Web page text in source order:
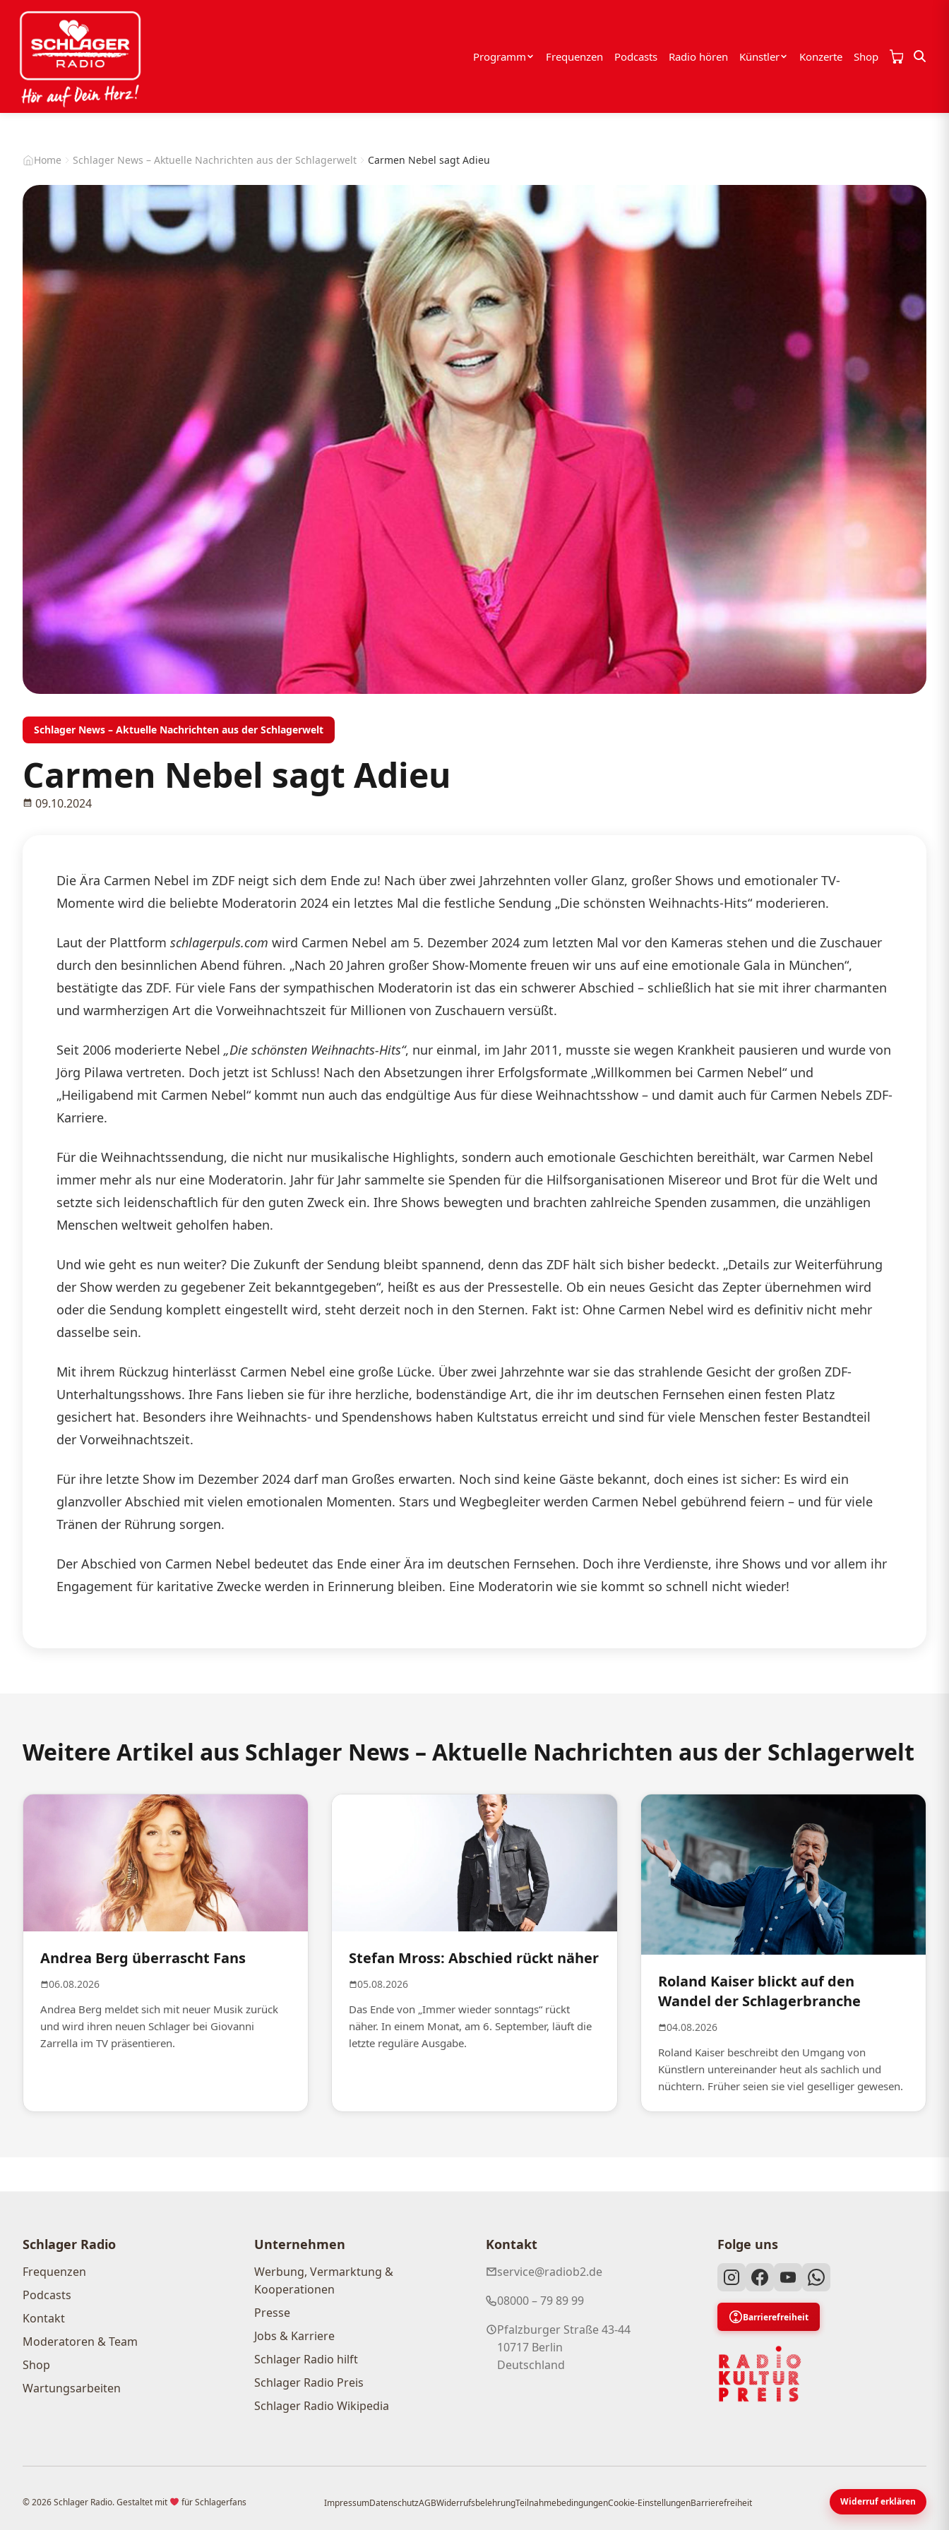
Programm Frequenzen Podcasts Radio hören Künstler Konzerte Shop
Home Schlager News – Aktuelle Nachrichten aus der Schlagerwelt Carmen Nebel sagt Adieu
Schlager News – Aktuelle Nachrichten aus der Schlagerwelt
Carmen Nebel sagt Adieu
09.10.2024
Die Ära Carmen Nebel im ZDF neigt sich dem Ende zu! Nach über zwei Jahrzehnten voller Glanz, großer Shows und emotionaler TV-
Momente wird die beliebte Moderatorin 2024 ein letztes Mal die festliche Sendung „Die schönsten Weihnachts-Hits“ moderieren.
Laut der Plattform schlagerpuls.com wird Carmen Nebel am 5. Dezember 2024 zum letzten Mal vor den Kameras stehen und die Zuschauer
durch den besinnlichen Abend führen. „Nach 20 Jahren großer Show-Momente freuen wir uns auf eine emotionale Gala in München“,
bestätigte das ZDF. Für viele Fans der sympathischen Moderatorin ist das ein schwerer Abschied – schließlich hat sie mit ihrer charmanten
und warmherzigen Art die Vorweihnachtszeit für Millionen von Zuschauern versüßt.
Seit 2006 moderierte Nebel „Die schönsten Weihnachts-Hits“, nur einmal, im Jahr 2011, musste sie wegen Krankheit pausieren und wurde von
Jörg Pilawa vertreten. Doch jetzt ist Schluss! Nach den Absetzungen ihrer Erfolgsformate „Willkommen bei Carmen Nebel“ und
„Heiligabend mit Carmen Nebel“ kommt nun auch das endgültige Aus für diese Weihnachtsshow – und damit auch für Carmen Nebels ZDF-
Karriere.
Für die Weihnachtssendung, die nicht nur musikalische Highlights, sondern auch emotionale Geschichten bereithält, war Carmen Nebel
immer mehr als nur eine Moderatorin. Jahr für Jahr sammelte sie Spenden für die Hilfsorganisationen Misereor und Brot für die Welt und
setzte sich leidenschaftlich für den guten Zweck ein. Ihre Shows bewegten und brachten zahlreiche Spenden zusammen, die unzähligen
Menschen weltweit geholfen haben.
Und wie geht es nun weiter? Die Zukunft der Sendung bleibt spannend, denn das ZDF hält sich bisher bedeckt. „Details zur Weiterführung
der Show werden zu gegebener Zeit bekanntgegeben“, heißt es aus der Pressestelle. Ob ein neues Gesicht das Zepter übernehmen wird
oder die Sendung komplett eingestellt wird, steht derzeit noch in den Sternen. Fakt ist: Ohne Carmen Nebel wird es definitiv nicht mehr
dasselbe sein.
Mit ihrem Rückzug hinterlässt Carmen Nebel eine große Lücke. Über zwei Jahrzehnte war sie das strahlende Gesicht der großen ZDF-
Unterhaltungsshows. Ihre Fans lieben sie für ihre herzliche, bodenständige Art, die ihr im deutschen Fernsehen einen festen Platz
gesichert hat. Besonders ihre Weihnachts- und Spendenshows haben Kultstatus erreicht und sind für viele Menschen fester Bestandteil
der Vorweihnachtszeit.
Für ihre letzte Show im Dezember 2024 darf man Großes erwarten. Noch sind keine Gäste bekannt, doch eines ist sicher: Es wird ein
glanzvoller Abschied mit vielen emotionalen Momenten. Stars und Wegbegleiter werden Carmen Nebel gebührend feiern – und für viele
Tränen der Rührung sorgen.
Der Abschied von Carmen Nebel bedeutet das Ende einer Ära im deutschen Fernsehen. Doch ihre Verdienste, ihre Shows und vor allem ihr
Engagement für karitative Zwecke werden in Erinnerung bleiben. Eine Moderatorin wie sie kommt so schnell nicht wieder!
Weitere Artikel aus Schlager News – Aktuelle Nachrichten aus der Schlagerwelt
Andrea Berg überrascht Fans
06.08.2026
Andrea Berg meldet sich mit neuer Musik zurück
und wird ihren neuen Schlager bei Giovanni
Zarrella im TV präsentieren.
Stefan Mross: Abschied rückt näher
05.08.2026
Das Ende von „Immer wieder sonntags“ rückt
näher. In einem Monat, am 6. September, läuft die
letzte reguläre Ausgabe.
Roland Kaiser blickt auf den
Wandel der Schlagerbranche
04.08.2026
Roland Kaiser beschreibt den Umgang von
Künstlern untereinander heut als sachlich und
nüchtern. Früher seien sie viel geselliger gewesen.
Schlager Radio
Frequenzen
Podcasts
Kontakt
Moderatoren & Team
Shop
Wartungsarbeiten
Unternehmen
Werbung, Vermarktung &
Kooperationen
Presse
Jobs & Karriere
Schlager Radio hilft
Schlager Radio Preis
Schlager Radio Wikipedia
Kontakt
service@radiob2.de
08000 – 79 89 99
Pfalzburger Straße 43-44
10717 Berlin
Deutschland
Folge uns
Barrierefreiheit
© 2026 Schlager Radio. Gestaltet mit für Schlagerfans ImpressumDatenschutzAGBWiderrufsbelehrungTeilnahmebedingungenCookie-EinstellungenBarrierefreiheit Widerruf erklären